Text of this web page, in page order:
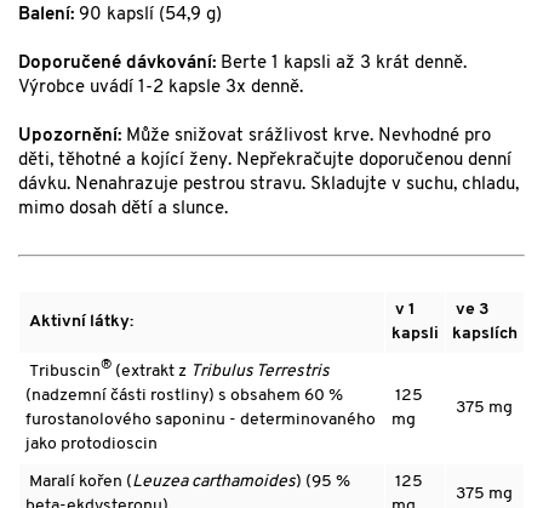
Balení: 90 kapslí (54,9 g)
Doporučené dávkování: Berte 1 kapsli až 3 krát denně.
Výrobce uvádí 1-2 kapsle 3x denně.
Upozornění: Může snižovat srážlivost krve. Nevhodné pro
děti, těhotné a kojící ženy. Nepřekračujte doporučenou denní
dávku. Nenahrazuje pestrou stravu. Skladujte v suchu, chladu,
mimo dosah dětí a slunce.
Aktivní látky:
v 1
kapsli
ve 3
kapslích
Tribuscin® (extrakt z Tribulus Terrestris
(nadzemní části rostliny) s obsahem 60 %
furostanolového saponinu - determinovaného
jako protodioscin
125
mg
375 mg
Maralí kořen (Leuzea carthamoides) (95 %
125
375 mg